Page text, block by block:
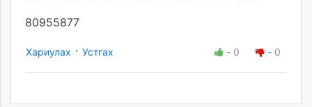
80955877
Хариулах · Устгах - 0 - 0